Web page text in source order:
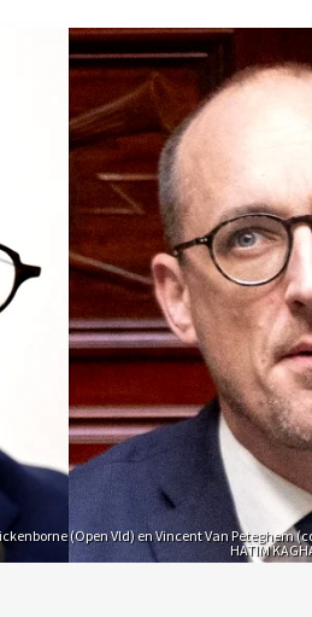
(Open Vld) en Vincent Van Peteghem
HATIM